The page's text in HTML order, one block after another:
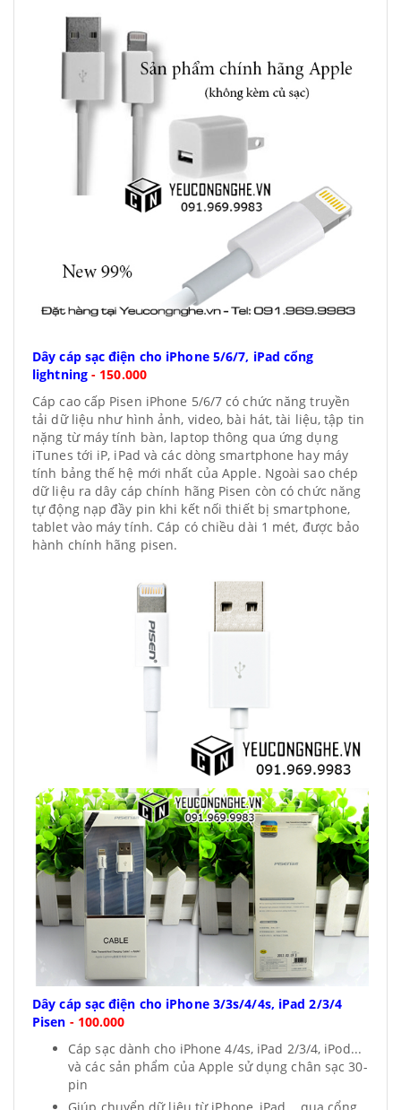
Dây cáp sạc điện cho iPhone 5/6/7, iPad cổng
lightning- 150.000
Cáp cao cấp Pisen iPhone 5/6/7 có chức năng truyền
tải dữ liệu như hình ảnh, video, bài hát, tài liệu, tập tin
nặng từ máy tính bàn, laptop thông qua ứng dụng
iTunes tới iP, iPad và các dòng smartphone hay máy
tính bảng thế hệ mới nhất của Apple. Ngoài sao chép
dữ liệu ra dây cáp chính hãng Pisen còn có chức năng
tự động nạp đầy pin khi kết nối thiết bị smartphone,
tablet vào máy tính. Cáp có chiều dài 1 mét, được bảo
hành chính hãng pisen.
Dây cáp sạc điện cho iPhone 3/3s/4/4s, iPad 2/3/4
Pisen -100.000
Cáp sạc dành cho iPhone 4/4s, iPad 2/3/4, iPod...
và các sản phẩm của Apple sử dụng chân sạc 30-
pin